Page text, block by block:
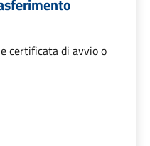
certificata di avvio o